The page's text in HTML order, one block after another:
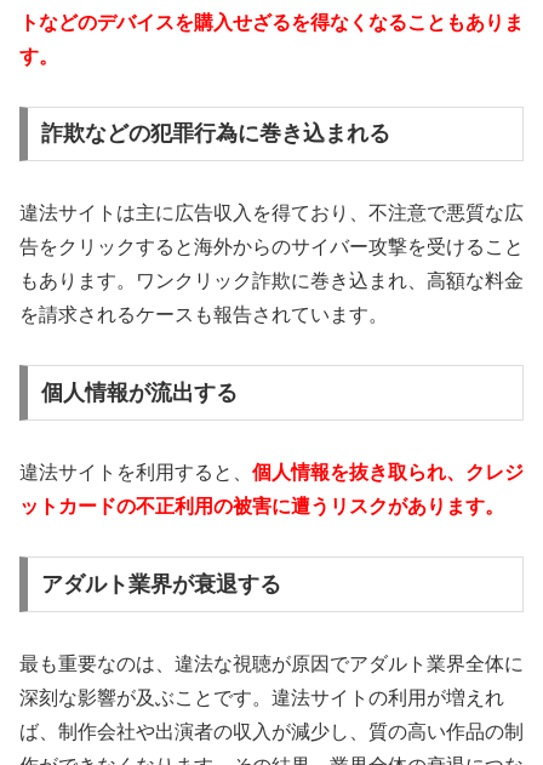
トなどのデバイスを購入せざるを得なくなることもありま
す。
詐欺などの犯罪行為に巻き込まれる
違法サイトは主に広告収入を得ており、不注意で悪質な広
告をクリックすると海外からのサイバー攻撃を受けること
もあります。ワンクリック詐欺に巻き込まれ、高額な料金
を請求されるケースも報告されています。
個人情報が流出する
違法サイトを利用すると、 個人情報を抜き取られ、クレジ
ットカードの不正利用の被害に遭うリスクがあります。
アダルト業界が衰退する
最も重要なのは、違法な視聴が原因でアダルト業界全体に
深刻な影響が及ぶことです。違法サイトの利用が増えれ
ば、制作会社や出演者の収入が減少し、質の高い作品の制